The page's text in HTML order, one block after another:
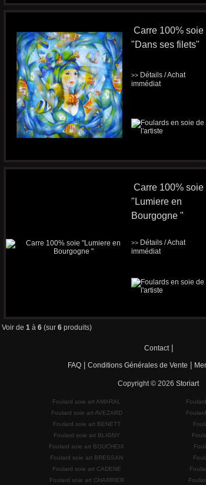
Carre 100% soie
"Dans ses filets"
>> Détails / Achat
immédiat
Carre 100% soie
"Lumiere en
Bourgogne "
>> Détails / Achat
immédiat
Voir de 1 à 6 (sur 6 produits)
Contact|
FAQ Conditions Générales de Vente
Copyright © 2026 Storiart
Foulard soie art AMARAL
Foulard soie art AVEZARD
Foulard soie art BENETT
Foulard soie art BLIGNY
Foulard soie art BOUCHEIX
Foulard soie art BRESSAN
Foulard soie art CADENE
Foulard soie art CHARRIER